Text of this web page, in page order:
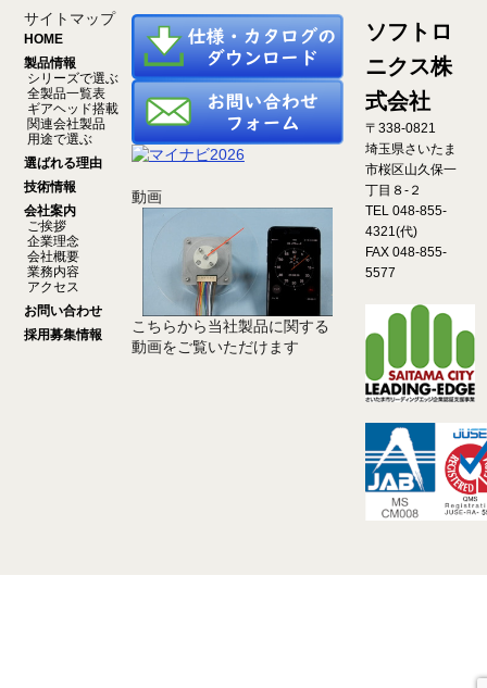
サイトマップ
HOME
製品情報
シリーズで選ぶ
全製品一覧表
ギアヘッド搭載
関連会社製品
用途で選ぶ
選ばれる理由
技術情報
会社案内
ご挨拶
企業理念
会社概要
業務内容
アクセス
お問い合わせ
採用募集情報
動画
こちらから当社製品に関する
動画をご覧いただけます
ソフトロ
ニクス株
式会社
〒338-0821
埼玉県さいたま
市桜区山久保一
丁目８-２
TEL 048-855-
4321(代)
FAX 048-855-
5577